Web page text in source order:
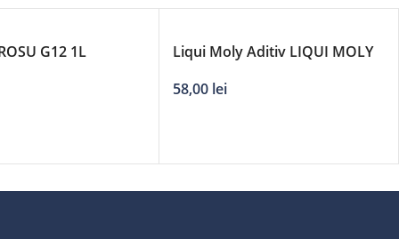
G12 1L
Liqui Moly Aditiv LIQUI MOLY
58,00 lei